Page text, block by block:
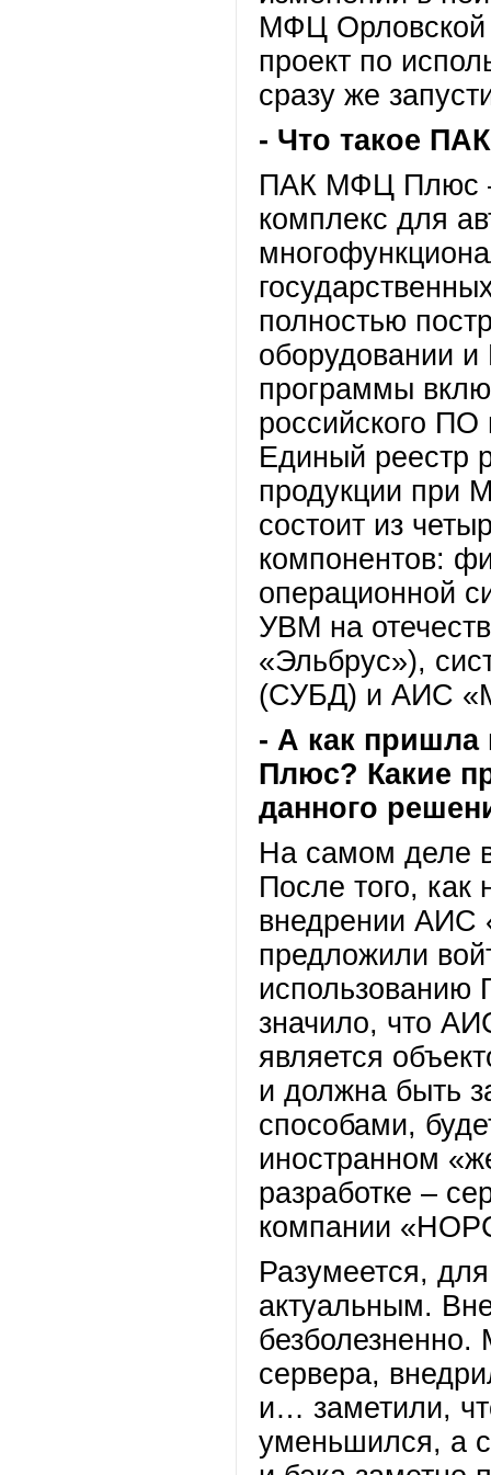
МФЦ Орловской
проект по
сразу же
- Что такое
ПАК МФЦ Плюс –
комплекс для
полностью
оборудовании
программы
российского
Единый реестр
продукции при
состоит из
компонентов:
операционной
УВМ на
«Эльбрус»),
(СУБД) и АИС
- А как
Плюс? Какие
данного
На самом деле
После того,
внедрении
предложили
значило, что
является
и должна быть
способами,
иностранном
разработке –
компании
Разумеется,
актуальным.
сервера,
и… заметили,
уменьшился, а